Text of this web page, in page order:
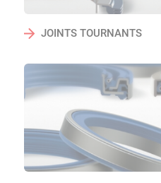
JOINTS TOURNANTS